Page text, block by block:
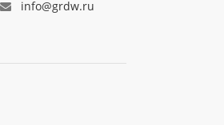
info@grdw.ru